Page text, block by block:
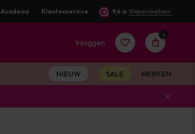
Academy Klantenservice 9,4 @ Webwinkelkeur
Inloggen
0
NIEUW SALE MERKEN